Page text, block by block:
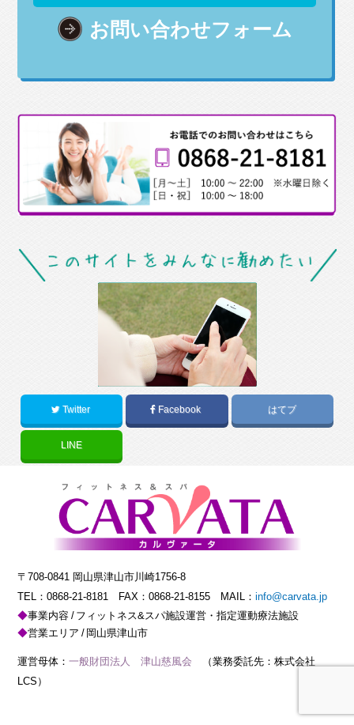
お問い合わせフォーム
Twitter Facebook はてブ
LINE
〒708-0841 岡山県津山市川崎1756-8
TEL：0868-21-8181 FAX：0868-21-8155 MAIL：info@carvata.jp
事業内容
フィットネス&スパ施設運営・指定運動療法施設
営業エリア
岡山県津山市
運営母体：一般財団法人 津山慈風会
（業務委託先：株式会社
LCS）